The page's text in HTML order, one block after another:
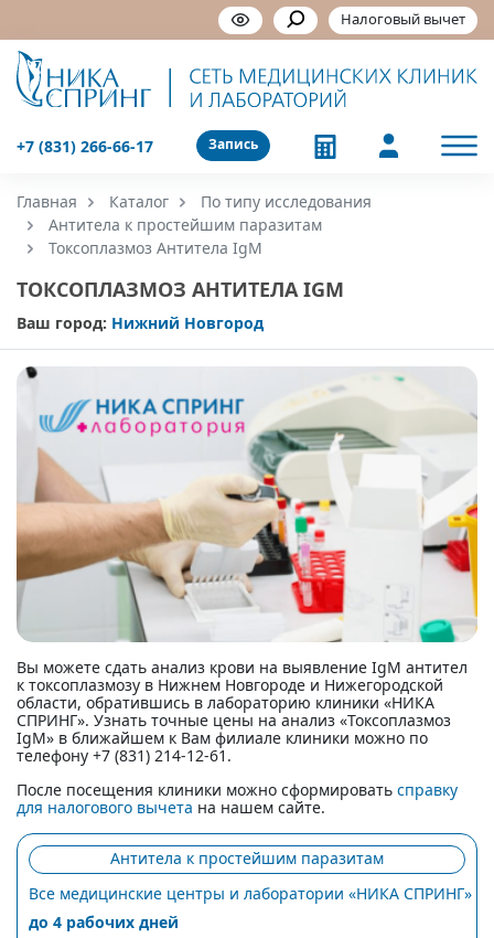
Налоговый вычет
Запись
+7 (831) 266-66-17
Главная Каталог
По типу исследования
Антитела к простейшим паразитам
Токсоплазмоз Антитела IgM
ТОКСОПЛАЗМОЗ АНТИТЕЛА IGM
Ваш город: Нижний Новгород
Вы можете сдать анализ крови на выявление IgM антител
к токсоплазмозу в Нижнем Новгороде и Нижегородской
области, обратившись в лабораторию клиники «НИКА
СПРИНГ». Узнать точные цены на анализ «Токсоплазмоз
IgM» в ближайшем к Вам филиале клиники можно по
телефону +7 (831) 214-12-61.
После посещения клиники можно сформировать справку
для налогового вычета на нашем сайте.
Антитела к простейшим паразитам
Все медицинские центры и лаборатории «НИКА СПРИНГ»
до 4 рабочих дней